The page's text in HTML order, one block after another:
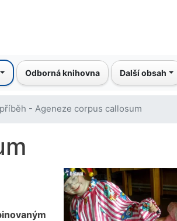
Odborná knihovna Další obsah
- Ageneze corpus callosum